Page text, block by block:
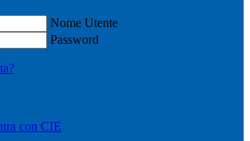
Nome Utente
Password
con CIE